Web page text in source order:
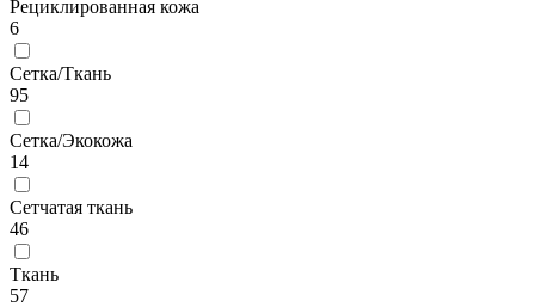
Рециклированная кожа
6
Сетка/Ткань
95
Сетка/Экокожа
14
Сетчатая ткань
46
Ткань
57